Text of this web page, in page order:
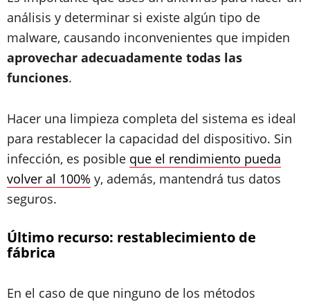
análisis y determinar si existe algún tipo de
malware, causando inconvenientes que impiden
aprovechar adecuadamente todas las
funciones.
Hacer una limpieza completa del sistema es ideal
para restablecer la capacidad del dispositivo. Sin
infección, es posible que el rendimiento pueda
volver al 100% y, además, mantendrá tus datos
seguros.
Último recurso: restablecimiento de
fábrica
En el caso de que ninguno de los métodos